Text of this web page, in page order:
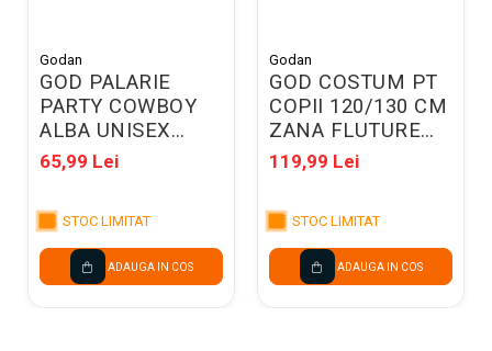
Godan
GOD PALARIE
PARTY COWBOY
ALBA UNISEX
04384
65,99 Lei
STOC LIMITAT
ADAUGA IN COS
Godan
GOD COSTUM PT
COPII 120/130 CM
ZANA FLUTURE
SL-TT12
119,99 Lei
STOC LIMITAT
ADAUGA IN COS